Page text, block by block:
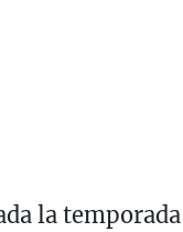
la temporada